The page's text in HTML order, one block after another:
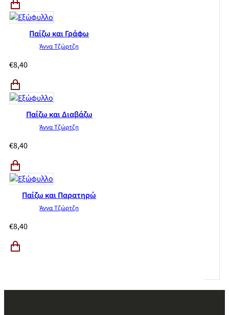
Παίζω και Γράφω
Άννα Τζώρτζη
€8,40
Παίζω και Διαβάζω
Άννα Τζώρτζη
€8,40
Παίζω και Παρατηρώ
Άννα Τζώρτζη
€8,40